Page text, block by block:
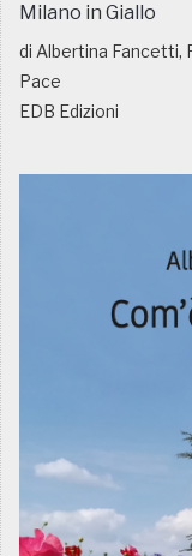
Milano in Giallo
di Albertina Fancetti,
Pace
EDB Edizioni